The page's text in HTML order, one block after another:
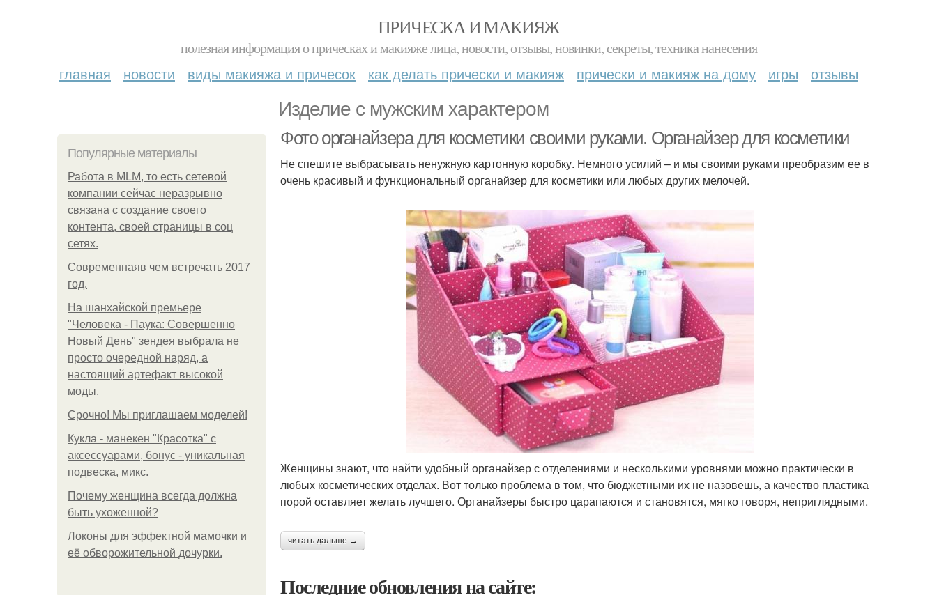
ПРИЧЕСКА И МАКИЯЖ
полезная информация о прическах и макияже лица, новости, отзывы, новинки, секреты, техника нанесения
главная новости виды макияжа и причесок как делать прически и макияж прически и макияж на дому игры отзывы
Изделие с мужским характером
Популярные материалы
Работа в MLM, то есть сетевой
компании сейчас неразрывно
связана с создание своего
контента, своей страницы в соц
сетях.
Современнаяв чем встречать 2017
год.
На шанхайской премьере
"Человека - Паука: Совершенно
Новый День" зендея выбрала не
просто очередной наряд, а
настоящий артефакт высокой
моды.
Срочно! Мы приглашаем моделей!
Кукла - манекен "Красотка" с
аксессуарами, бонус - уникальная
подвеска, микс.
Почему женщина всегда должна
быть ухоженной?
Локоны для эффектной мамочки и
её обворожительной дочурки.
Фото органайзера для косметики своими руками. Органайзер для косметики
Не спешите выбрасывать ненужную картонную коробку. Немного усилий – и мы своими руками преобразим ее в
очень красивый и функциональный органайзер для косметики или любых других мелочей.
Женщины знают, что найти удобный органайзер с отделениями и несколькими уровнями можно практически в
любых косметических отделах. Вот только проблема в том, что бюджетными их не назовешь, а качество пластика
порой оставляет желать лучшего. Органайзеры быстро царапаются и становятся, мягко говоря, неприглядными.
читать дальше →
Последние обновления на сайте: